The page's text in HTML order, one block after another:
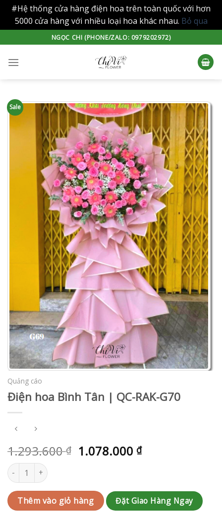
#Hệ thống cửa hàng điện hoa trên toàn quốc với hơn
5000 cửa hàng với nhiều loại hoa khác nhau. Bỏ qua
to
content
NGỌC CHI (PHONE/ZALO: 0979202972)
Sale
Quảng cáo
Điện hoa Bình Tân | QC-RAK-G70
1.293.600₫ 1.078.000 ₫
Điện hoa Bình Tân | QC-RAK-G70 số lượng
Thêm vào giỏ hàng Đặt Giao Hàng Ngay